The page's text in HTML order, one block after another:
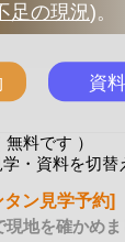
足の現況)。
無料です ）
・資料を切替
タン見学予約]
現地を確かめ